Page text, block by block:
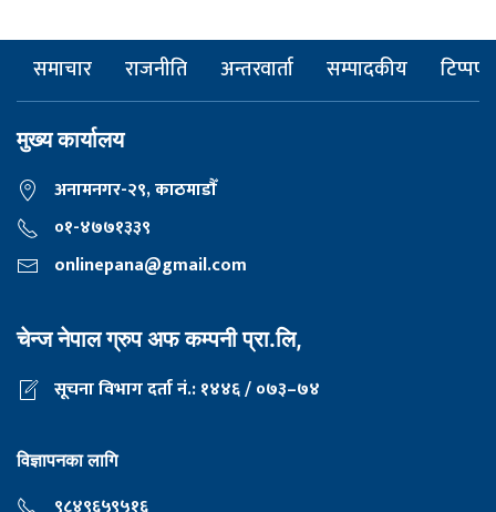
समाचार राजनीति अन्तरवार्ता सम्पादकीय टिप्पणी
मुख्य कार्यालय
अनामनगर-२९, काठमाडाैँ
०१-४७७१३३९
onlinepana@gmail.com
चेन्ज नेपाल ग्रुप अफ कम्पनी प्रा.लि,
सूचना विभाग दर्ता नं.: १४४६ / ०७३–७४
विज्ञापनका लागि